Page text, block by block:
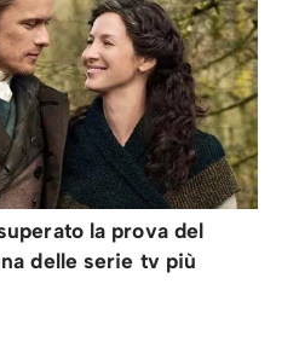
la prova del
delle serie tv più